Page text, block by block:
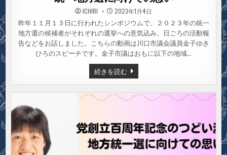
ICHIRI 2023年1月4日
昨年１１月１３日に行われたシンポジウムで、２０２３年の統一
地方選の候補者がそれぞれの選挙への意気込み、日ごろの活動報
告などをお話しました。こちらの動画は川口市議会議員金子ゆき
ひろのスピーチです。金子市議はおもに以下の地域…
続きを読む【動
画】
川
市
議
員
金
子
ゆ
き